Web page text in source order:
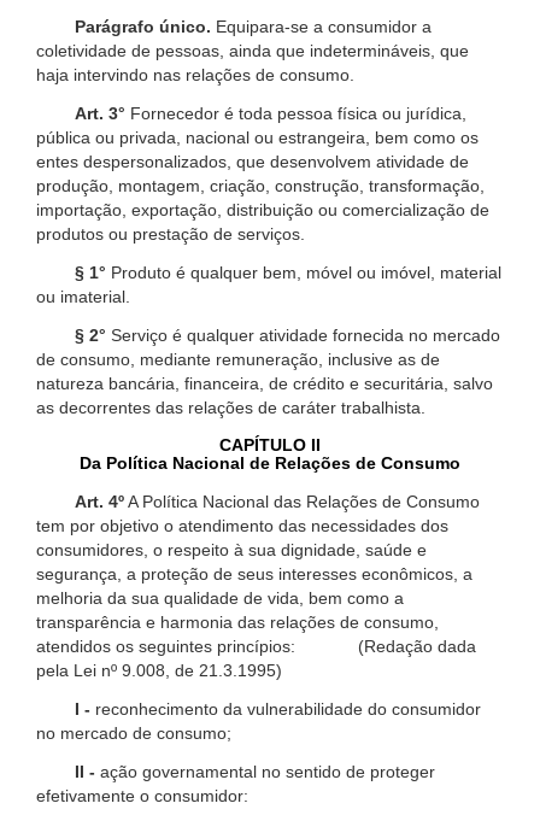
Parágrafo único. Equipara-se a consumidor a
coletividade de pessoas, ainda que indetermináveis, que
haja intervindo nas relações de consumo.
Art. 3° Fornecedor é toda pessoa física ou jurídica,
pública ou privada, nacional ou estrangeira, bem como os
entes despersonalizados, que desenvolvem atividade de
produção, montagem, criação, construção, transformação,
importação, exportação, distribuição ou comercialização de
produtos ou prestação de serviços.
§ 1° Produto é qualquer bem, móvel ou imóvel, material
ou imaterial.
§ 2° Serviço é qualquer atividade fornecida no mercado
de consumo, mediante remuneração, inclusive as de
natureza bancária, financeira, de crédito e securitária, salvo
as decorrentes das relações de caráter trabalhista.
CAPÍTULO II
Da Política Nacional de Relações de Consumo
Art. 4ºA Política Nacional das Relações de Consumo
tem por objetivo o atendimento das necessidades dos
consumidores, o respeito à sua dignidade, saúde e
segurança, a proteção de seus interesses econômicos, a
melhoria da sua qualidade de vida, bem como a
transparência e harmonia das relações de consumo,
atendidos os seguintes princípios: (Redação dada
pela Lei nº 9.008, de 21.3.1995)
I - reconhecimento da vulnerabilidade do consumidor
no mercado de consumo;
II - ação governamental no sentido de proteger
efetivamente o consumidor: